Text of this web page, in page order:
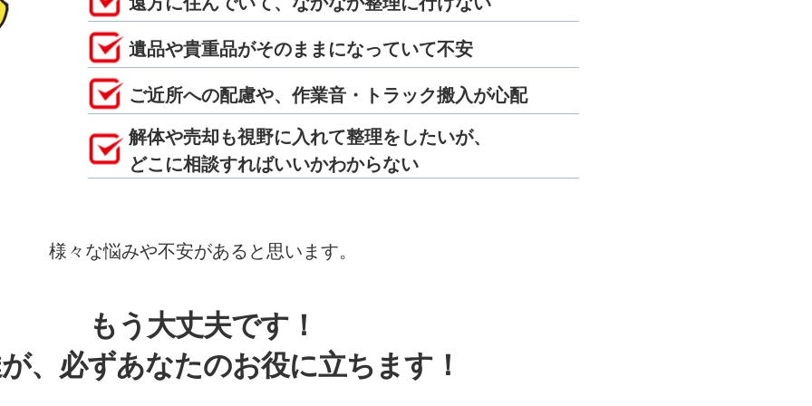
遺品や貴重品がそのままになっていて不安
ご近所への配慮や、作業音・トラック搬入が心配
解体や売却も視野に入れて整理をしたいが、
どこに相談すればいいかわからない
様々な悩みや不安があると思います。
もう大丈夫です！
、必ずあなたのお役に立ちます！